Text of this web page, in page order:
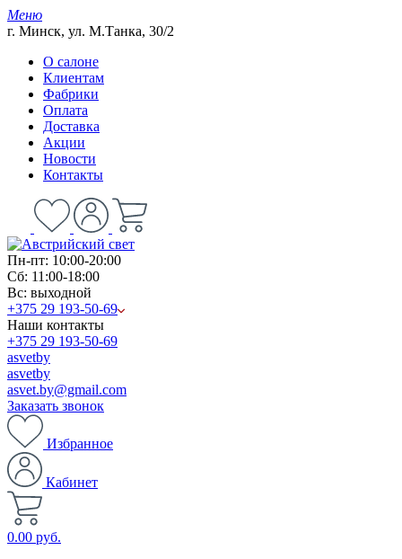
Меню
г. Минск, ул. М.Танка, 30/2
О салоне
Клиентам
Фабрики
Оплата
Доставка
Акции
Новости
Контакты
Пн-пт: 10:00-20:00
Сб: 11:00-18:00
Вс: выходной
+375 29 193-50-69
Наши контакты
+375 29 193-50-69
asvetby
asvetby
asvet.by@gmail.com
Заказать звонок
Избранное
Кабинет
0.00 руб.